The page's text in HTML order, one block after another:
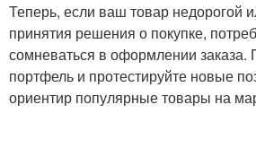
Теперь, если ваш товар недорогой
принятия решения о покупке,
сомневаться в оформлении заказа.
портфель и протестируйте новые
ориентир популярные товары на